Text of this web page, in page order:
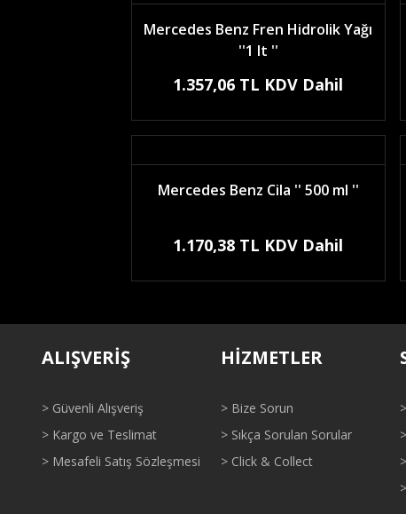
Mercedes Benz Fren Hidrolik Yağı
''1 lt ''
1.357,06 TL KDV Dahil
Mercedes Benz Cila '' 500 ml ''
1.170,38 TL KDV Dahil
ALIŞVERİŞ
> Güvenli Alışveriş
> Kargo ve Teslimat
> Mesafeli Satış Sözleşmesi
HİZMETLER
> Bize Sorun
> Sıkça Sorulan Sorular
> Click & Collect